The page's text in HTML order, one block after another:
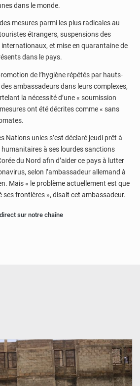
dans le monde.
mesures parmi les plus radicales au
étrangers, suspensions des
et mise en quarantaine de
dans le pays.
de l’hygiène répétés par hauts-
ambassadeurs dans leurs complexes,
la nécessité d’une « soumission
ont été décrites comme « sans
Nations unies s’est déclaré jeudi prêt à
à ses lourdes sanctions
du Nord afin d’aider ce pays à lutter
selon l’ambassadeur allemand à
Mais « le problème actuellement est que
ses frontières », disait cet ambassadeur.
sur notre chaîne